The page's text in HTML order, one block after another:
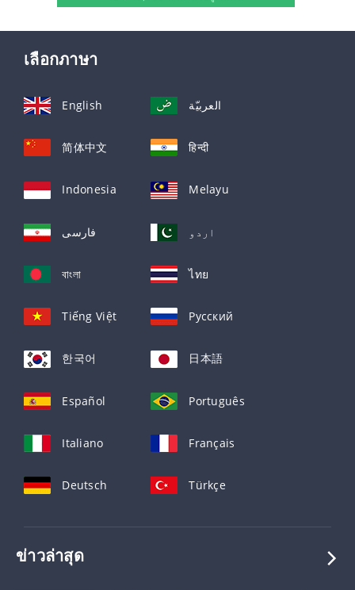
เลือกภาษา
English العربيّة
简体中文 हिन्दी
Indonesia Melayu
فارسی اردو
বাংলা ไทย
Tiếng Việt Русский
한국어 日本語
Español Português
Italiano Français
Deutsch Türkçe
ข่าวล่าสุด